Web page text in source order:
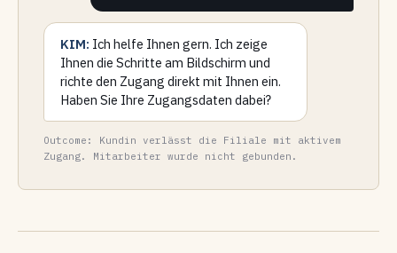
KIM: Ich helfe Ihnen gern. Ich zeige
Ihnen die Schritte am Bildschirm und
richte den Zugang direkt mit Ihnen ein.
Haben Sie Ihre Zugangsdaten dabei?
Outcome: Kundin verlässt die Filiale mit aktivem
Zugang. Mitarbeiter wurde nicht gebunden.